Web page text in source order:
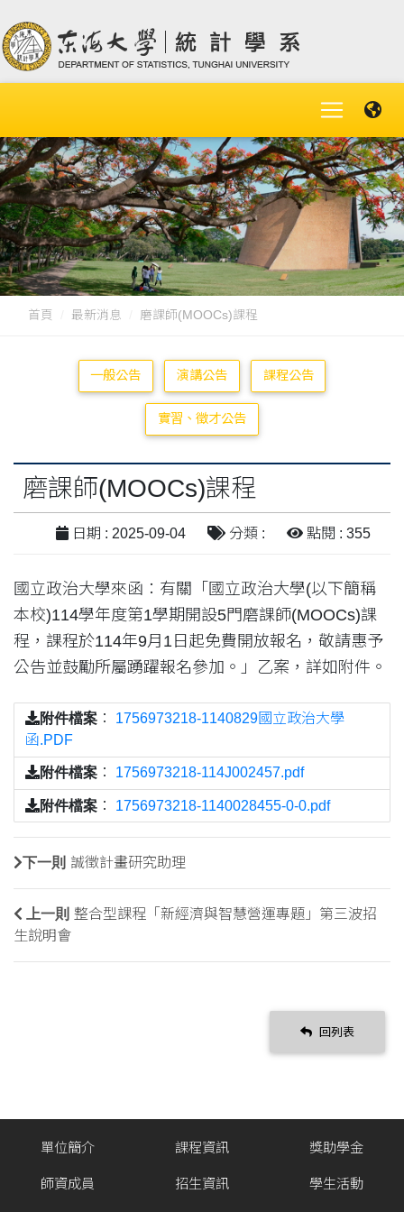
首頁 最新消息 磨課師(MOOCs)課程
一般公告 演講公告 課程公告
實習、徵才公告
磨課師(MOOCs)課程
日期 : 2025-09-04 分類 : 點閱 : 355
國立政治大學來函：有關「國立政治大學(以下簡稱
本校)114學年度第1學期開設5門磨課師(MOOCs)課
程，課程於114年9月1日起免費開放報名，敬請惠予
公告並鼓勵所屬踴躍報名參加。」乙案，詳如附件。
附件檔案 ： 1756973218-1140829國立政治大學
函.PDF
附件檔案 ： 1756973218-114J002457.pdf
附件檔案 ： 1756973218-1140028455-0-0.pdf
下一則 誠徵計畫研究助理
上一則 整合型課程「新經濟與智慧營運專題」第三波招
生說明會
回列表
單位簡介
師資成員
課程資訊
招生資訊
獎助學金
學生活動